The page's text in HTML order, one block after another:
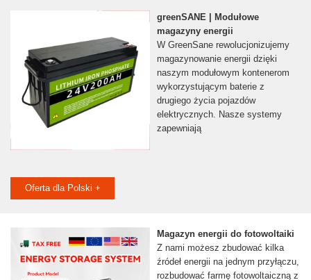
greenSANE | Modułowe
magazyny energii
W GreenSane rewolucjonizujemy
magazynowanie energii dzięki
naszym modułowym kontenerom
wykorzystującym baterie z
drugiego życia pojazdów
elektrycznych. Nasze systemy
zapewniają
Oferta dla Polski +
Magazyn energii do fotowoltaiki
Z nami możesz zbudować kilka
źródeł energii na jednym przyłączu,
rozbudować farmę fotowoltaiczną z